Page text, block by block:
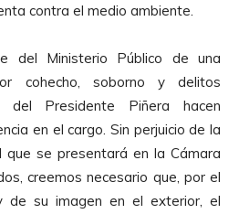
contra el medio ambiente.
del Ministerio Público de una
cohecho, soborno y delitos
del Presidente Piñera hacen
en el cargo. Sin perjuicio de la
que se presentará en la Cámara
creemos necesario que, por el
de su imagen en el exterior, el